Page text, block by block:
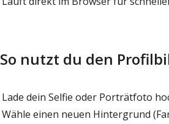
So nutzt du den
Lade dein Selfie oder Porträtfoto
Wähle einen neuen Hintergrund